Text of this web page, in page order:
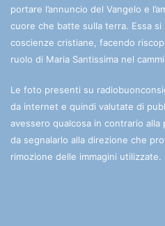
portare l’annuncio del Vangelo e
cuore che batte sulla terra. Essa
coscienze cristiane, facendo
ruolo di Maria Santissima nel
Le foto presenti su
da internet e quindi valutate di
avessero qualcosa in contrario
da segnalarlo alla direzione che
rimozione delle immagini utilizzate.